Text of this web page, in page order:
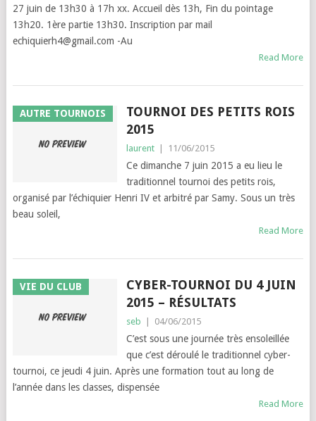
27 juin de 13h30 à 17h xx. Accueil dès 13h, Fin du pointage
13h20. 1ère partie 13h30. Inscription par mail
echiquierh4@gmail.com -Au
Read More
AUTRE TOURNOIS
TOURNOI DES PETITS ROIS
2015
laurent 11/06/2015
Ce dimanche 7 juin 2015 a eu lieu le
traditionnel tournoi des petits rois,
organisé par l’échiquier Henri IV et arbitré par Samy. Sous un très
beau soleil,
Read More
VIE DU CLUB
CYBER-TOURNOI DU 4 JUIN
2015 – RÉSULTATS
seb 04/06/2015
C’est sous une journée très ensoleillée
que c’est déroulé le traditionnel cyber-
tournoi, ce jeudi 4 juin. Après une formation tout au long de
l’année dans les classes, dispensée
Read More